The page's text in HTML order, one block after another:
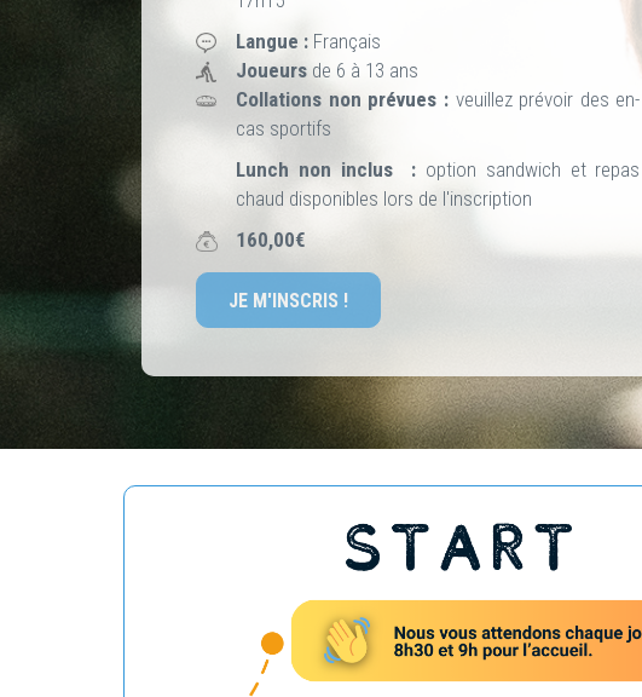
Langue : Français
Joueurs de 6 à 13 ans
Collations non prévues :veuillez prévoir des en-
cas sportifs
Lunch non inclus : option sandwich et repas
chaud disponibles lors de l'inscription
160,00€
JE M'INSCRIS !